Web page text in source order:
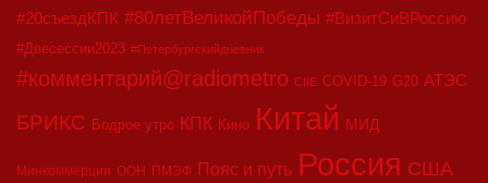
#20съездКПК #80летВеликойПобеды #ВизитСиВРоссию
#Двесессии2023 #Петербургскийдневник
#комментарий@radiometro CIIE COVID-19 G20 АТЭС
БРИКС Бодрое утро КПК Кино Китай МИД
Минкоммерции ООН ПМЭФ Пояс и путь Россия США